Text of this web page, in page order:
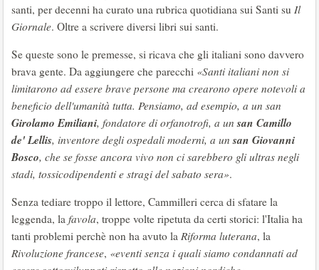
santi, per decenni ha curato una rubrica quotidiana sui Santi su Il
Giornale. Oltre a scrivere diversi libri sui santi.
Se queste sono le premesse, si ricava che gli italiani sono davvero
brava gente. Da aggiungere che parecchi «Santi italiani non si
limitarono ad essere brave persone ma crearono opere notevoli a
beneficio dell'umanità tutta. Pensiamo, ad esempio, a un san
Girolamo Emiliani, fondatore di orfanotrofi, a unsan Camillo
de' Lellis, inventore degli ospedali moderni, a unsan Giovanni
Bosco, che se fosse ancora vivo non ci sarebbero gli ultras negli
stadi, tossicodipendenti e stragi del sabato sera».
Senza tediare troppo il lettore, Cammilleri cerca di sfatare la
leggenda, la favola, troppe volte ripetuta da certi storici: l'Italia ha
tanti problemi perchè non ha avuto la Riforma luterana, la
Rivoluzione francese, «eventi senza i quali siamo condannati ad